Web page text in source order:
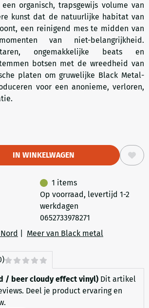
een organisch, trapsgewijs volume van
kunst dat de natuurlijke habitat van
toont, een reinigend mes te midden van
van niet-belangrijkheid.
ongemakkelijke beats en
botsen met de wreedheid van
platen om gruwelijke Black Metal-
voor een anonieme, verloren,
IN WINKELWAGEN
1 items
Op voorraad, levertijd 1-2
werkdagen
0652733978271
Meer van Black metal
/ beer cloudy effect vinyl) Dit artikel
Deel je product ervaring en